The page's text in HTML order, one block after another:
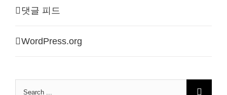
댓글 피드
WordPress.org
Search